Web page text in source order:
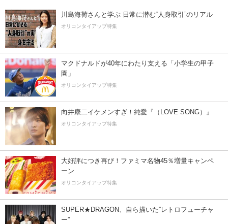
川島海荷さんと学ぶ 日常に潜む“人身取引”のリアル
オリコンタイアップ特集
マクドナルドが40年にわたり支える「小学生の甲子
園」
オリコンタイアップ特集
向井康二イケメンすぎ！純愛『（LOVE SONG）』
オリコンタイアップ特集
大好評につき再び！ファミマ名物45％増量キャンペ
ーン
オリコンタイアップ特集
SUPER★DRAGON、自ら描いた”レトロフューチャ
ー”